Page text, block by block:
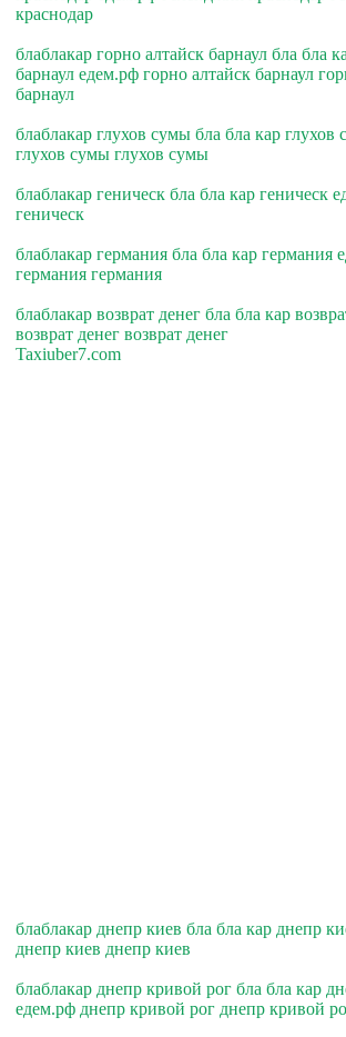
краснодар
блаблакар горно алтайск барнаул бла бла
барнаул едем.рф горно алтайск барнаул
барнаул
блаблакар глухов сумы бла бла кар
глухов сумы глухов сумы
блаблакар геническ бла бла кар геническ
геническ
блаблакар германия бла бла кар германия
германия германия
блаблакар возврат денег бла бла кар
возврат денег возврат денег
Taxiuber7.com
блаблакар днепр киев бла бла кар днепр
днепр киев днепр киев
блаблакар днепр кривой рог бла бла кар
едем.рф днепр кривой рог днепр кривой